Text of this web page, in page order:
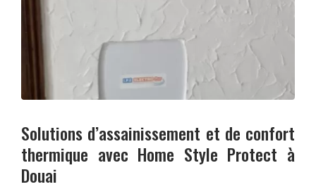
Solutions d’assainissement et de confort
thermique avec Home Style Protect à
Douai